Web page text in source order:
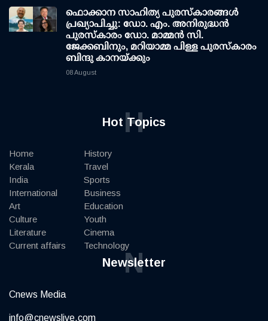
ഫൊക്കാന സാഹിത്യ പുരസ്‌കാരങ്ങള്‍
പ്രഖ്യാപിച്ചു: ഡോ. എം. അനിരുദ്ധന്‍
പുരസ്‌കാരം ഡോ. മാമ്മന്‍ സി.
ജേക്കബിനും, മറിയാമ്മ പിള്ള പുരസ്‌കാരം
ബിന്ദു കാനയ്ക്കും
08 August
Hot Topics
H
Home
Kerala
India
International
Art
Culture
Literature
Current affairs
History
Travel
Sports
Business
Education
Youth
Cinema
Technology
Newsletter
N
Cnews Media
info@cnewslive.com